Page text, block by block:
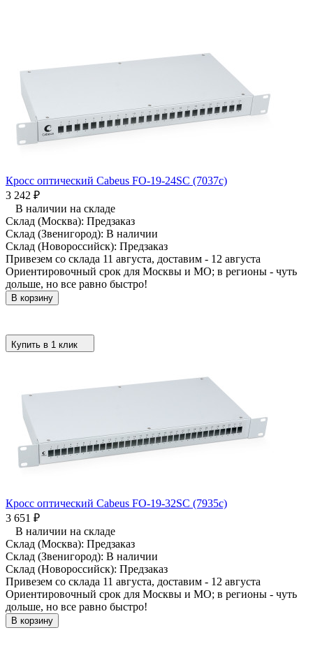
Кросс оптический Cabeus FO-19-24SC (7037c)
3 242 ₽
В наличии на складе
Склад (Москва): Предзаказ
Склад (Звенигород): В наличии
Склад (Новороссийск): Предзаказ
Привезем со склада 11 августа, доставим - 12 августа
Ориентировочный срок для Москвы и МО; в регионы - чуть
дольше, но все равно быстро!
В корзину
Купить в 1 клик
Кросс оптический Cabeus FO-19-32SC (7935c)
3 651 ₽
В наличии на складе
Склад (Москва): Предзаказ
Склад (Звенигород): В наличии
Склад (Новороссийск): Предзаказ
Привезем со склада 11 августа, доставим - 12 августа
Ориентировочный срок для Москвы и МО; в регионы - чуть
дольше, но все равно быстро!
В корзину